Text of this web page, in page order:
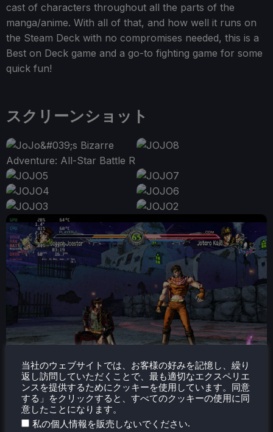
cast of characters throughout all the parts of the
manga/anime. With all of that, and how well it runs on
the Steam Deck with no compromises needed, this is a
Best on Deck game and a go-to fighting game for some
quick fun!
スクリーンショット
当社のウェブサイトでは、お客様の好みを記憶し、繰り
返し訪問していただくことで、最も適切なエクスペリエ
ンスを提供するためにクッキーを使用しています。同意
する」をクリックすると、すべてのクッキーの使用に同
意したことになります。
私の個人情報を販売しないでください.